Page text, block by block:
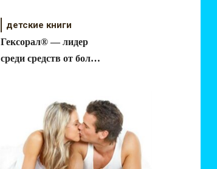
детские книги
Гексорал® — лидер
среди средств от боли в